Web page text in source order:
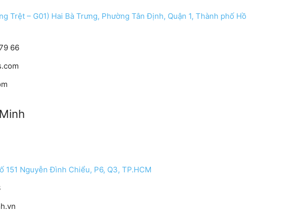
Trệt – G01) Hai Bà Trưng, Phường Tân Định, Quận 1, Thành phố Hồ
66
151 Nguyễn Đình Chiểu, P6, Q3, TP.HCM